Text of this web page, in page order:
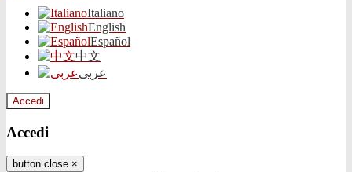
Italiano
English
Español
中文
عربى
Accedi
Accedi
button close ×